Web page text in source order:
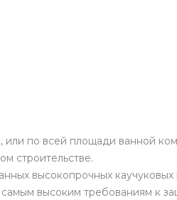
или по всей площади ванной
строительстве.
высокопрочных каучуковых
высоким требованиям к